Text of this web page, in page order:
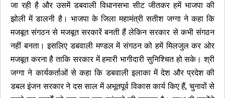
जा रही है और उसमें डबवाली विधानसभा सीट जीतकर हमें भाजपा की
झोली में डालनी है। भाजपा के जिला महामंत्री सतीश जग्गा ने कहा कि
मजबूत संगठन से मजबूत सरकारें बनती हैं लेकिन सरकार से कभी संगठन
नहीं बनता। इसलिए डबवाली मण्डल में संगठन को हमें मिलजुल कर ओर
मजबूत करना है ताकि सरकार में हमारी भागीदारी सुनिश्चित हो सके। श्री
जग्गा ने कार्यकर्ताओं से कहा कि डबवाली इलाका में देश और प्रदेश की
डबल इंजन सरकार ने दस साल में अभूतपूर्व विकास कार्य किए हैं, चुनावों से